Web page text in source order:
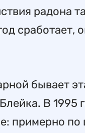
радона
сработает,
бывает
В 1995
примерно